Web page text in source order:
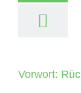
Vorwort: